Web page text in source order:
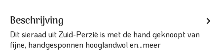
Beschrijving
Dit sieraad uit Zuid-Perzië is met de hand geknoopt van
fijne, handgesponnen hooglandwol en...meer